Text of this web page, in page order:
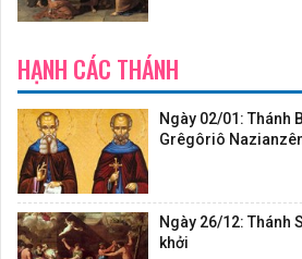
HẠNH CÁC THÁNH
Ngày 02/01: Thánh
Grêgôriô
Ngày 26/12: Thánh
khởi